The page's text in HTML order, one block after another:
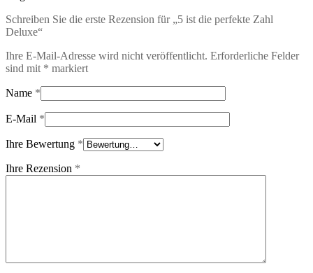
Schreiben Sie die erste Rezension für „5 ist die perfekte Zahl
Deluxe“
Ihre E-Mail-Adresse wird nicht veröffentlicht. Erforderliche Felder
sind mit * markiert
Name *
E-Mail *
Ihre Bewertung *
Ihre Rezension *